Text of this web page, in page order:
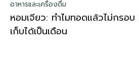
อาหารและเครื่องดื่ม
หอมเจียว: ทำไมทอดแล้วไม่กรอ
เก็บได้เป็นเดือน